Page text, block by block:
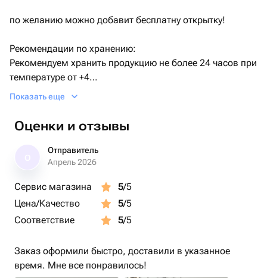
по желанию можно добавит бесплатну открытку!
Рекомендации по хранению:
Рекомендуем хранить продукцию не более 24 часов при
температуре от +4
До +8 С.
Показать еще
Оценки и отзывы
Отправитель
Апрель 2026
Сервис магазина 5/5
Цена/Качество
5/5
Соответствие
5/5
Заказ оформили быстро, доставили в указанное
время. Мне все понравилось!